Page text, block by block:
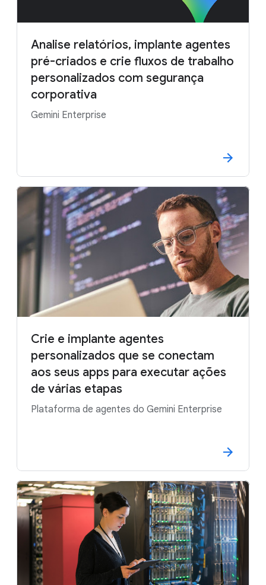
Analise relatórios, implante agentes
pré-criados e crie fluxos de trabalho
personalizados com segurança
corporativa
Gemini Enterprise
Crie e implante agentes
personalizados que se conectam
aos seus apps para executar ações
de várias etapas
Plataforma de agentes do Gemini Enterprise